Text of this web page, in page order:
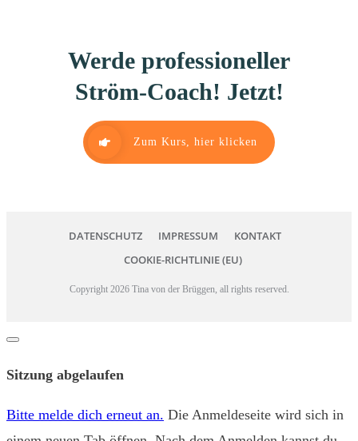
Werde professioneller
Ström-Coach! Jetzt!
Zum Kurs, hier klicken
DATENSCHUTZ IMPRESSUM
KONTAKT
COOKIE-RICHTLINIE (EU)
Copyright 2026 Tina von der Brüggen, all rights reserved.
Dialog
Sitzung abgelaufen
Bitte melde dich erneut an. Die Anmeldeseite wird sich in